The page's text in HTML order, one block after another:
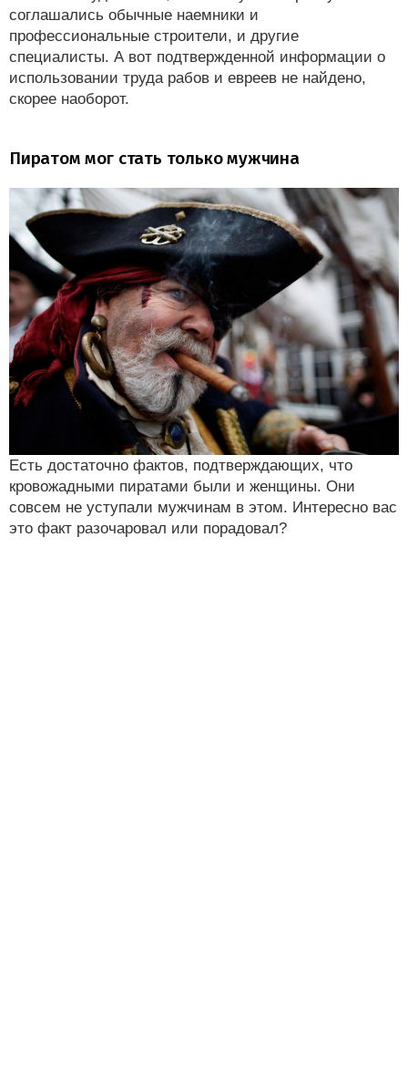
соглашались обычные наемники и
профессиональные строители, и другие
специалисты. А вот подтвержденной информации о
использовании труда рабов и евреев не найдено,
скорее наоборот.
Пиратом мог стать только мужчина
Есть достаточно фактов, подтверждающих, что
кровожадными пиратами были и женщины. Они
совсем не уступали мужчинам в этом. Интересно вас
это факт разочаровал или порадовал?